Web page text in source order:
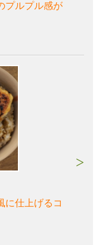
プルプル感が
に仕上げるコ